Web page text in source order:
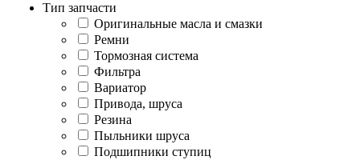
Тип запчасти
Оригинальные масла и смазки
Ремни
Тормозная система
Фильтра
Вариатор
Привода, шруса
Резина
Пыльники шруса
Подшипники ступиц